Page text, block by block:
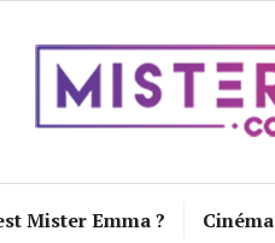
Mister Emma ? Cinéma